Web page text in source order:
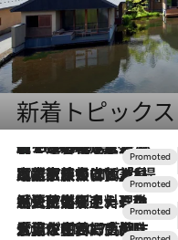
新着トピック
2026.8.7
【トンボの足水浴】ヒノキの香りに包まれて涼感マックス！約13℃の湧水かけ流しを避暑地「星野温泉 トンボの湯」で体験
2026.7.31
【ホテル帰省】という選択肢をOMOが提案。家族とほどよい距離を保つには「昼は実家、夜は気兼ねなくホテルで！」
2026.7.24
【夏限定ディナーコース】旬を迎える稚鮎や花ズッキーニなどをイタリア・トスカーナの郷土料理の手法で満喫！
2026.7.17
「土佐和ハーブかき氷」がOMO7高知に登場！生姜、山椒、大葉など目にも舌にも涼を呼ぶ郷土の味